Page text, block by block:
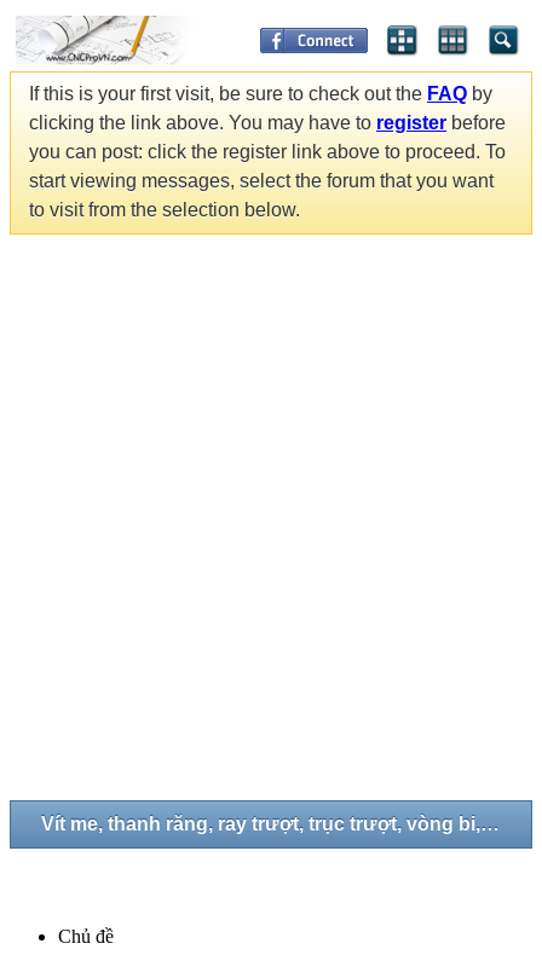
If this is your first visit, be sure to check out the FAQ by
clicking the link above. You may have to register before
you can post: click the register link above to proceed. To
start viewing messages, select the forum that you want
to visit from the selection below.
Vít me, thanh răng, ray trượt, trục trượt, vòng bi, gối đở...
Chủ đề